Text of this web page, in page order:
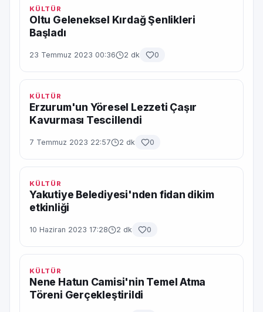
KÜLTÜR
Oltu Geleneksel Kırdağ Şenlikleri
Başladı
23 Temmuz 2023 00:36 2 dk 0
KÜLTÜR
Erzurum'un Yöresel Lezzeti Çaşır
Kavurması Tescillendi
7 Temmuz 2023 22:57 2 dk 0
KÜLTÜR
Yakutiye Belediyesi'nden fidan dikim
etkinliği
10 Haziran 2023 17:28 2 dk 0
KÜLTÜR
Nene Hatun Camisi'nin Temel Atma
Töreni Gerçekleştirildi